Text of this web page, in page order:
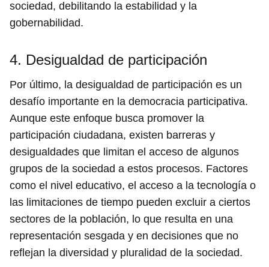
sociedad, debilitando la estabilidad y la
gobernabilidad.
4. Desigualdad de participación
Por último, la desigualdad de participación es un
desafío importante en la democracia participativa.
Aunque este enfoque busca promover la
participación ciudadana, existen barreras y
desigualdades que limitan el acceso de algunos
grupos de la sociedad a estos procesos. Factores
como el nivel educativo, el acceso a la tecnología o
las limitaciones de tiempo pueden excluir a ciertos
sectores de la población, lo que resulta en una
representación sesgada y en decisiones que no
reflejan la diversidad y pluralidad de la sociedad.